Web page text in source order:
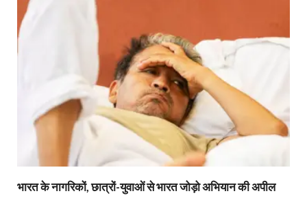
भारत के नागरिकों, छात्रों-युवाओं से भारत जोड़ो अभियान की अपील